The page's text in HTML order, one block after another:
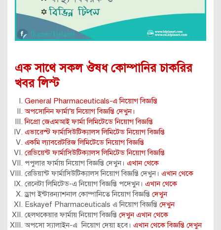
এক সাথে সকল ঔষধ কোম্পানির চাকরির
খবর লিস্ট
General Pharmaceuticals-এ নিয়োগ বিজ্ঞপ্তি
অপসোনিন ফার্মা’য় নিয়োগ বিজ্ঞপ্তি দেখুন।
নিপ্রো জেএমআই ফার্মা লিমিটেডে নিয়োগ বিজ্ঞপ্তি
এভারেস্ট ফার্মাসিউটিক্যালস লিমিটেড নিয়োগ বিজ্ঞপ্তি
একমি ল্যাবরেটরিজ লিমিটেডে নিয়োগ বিজ্ঞপ্তি
রেডিয়েন্ট ফার্মাসিউটিক্যালস লিমিটেড নিয়োগ বিজ্ঞপ্তি
পপুলার ফার্মায় নিয়োগ বিজ্ঞপ্তি দেখুন। এখান থেকে
রেডিয়ান্ট ফার্মাসিউটিক্যালস নিয়োগ বিজ্ঞপ্তি দেখুন। এখান থেকে
রেনেটা লিমিটেড-এ নিয়োগ বিজ্ঞপ্তি পদেখুন। এখান থেকে
ড্রাগ ইন্টারন্যাশনাল কোম্পানিতে নিয়োগ বিজ্ঞপ্তি দেখুন
Eskayef Pharmaceuticals এ নিয়োগ বিজ্ঞপ্তি দেখুন
হেলথকেয়ার ফার্মায় নিয়োগ বিজ্ঞপ্তি দেখুন এখান থেকে
অপসো স্যালাইন-এ নিয়োগ দেয়া হবে। এখান থেকে বিজ্ঞপ্তি দেখুন